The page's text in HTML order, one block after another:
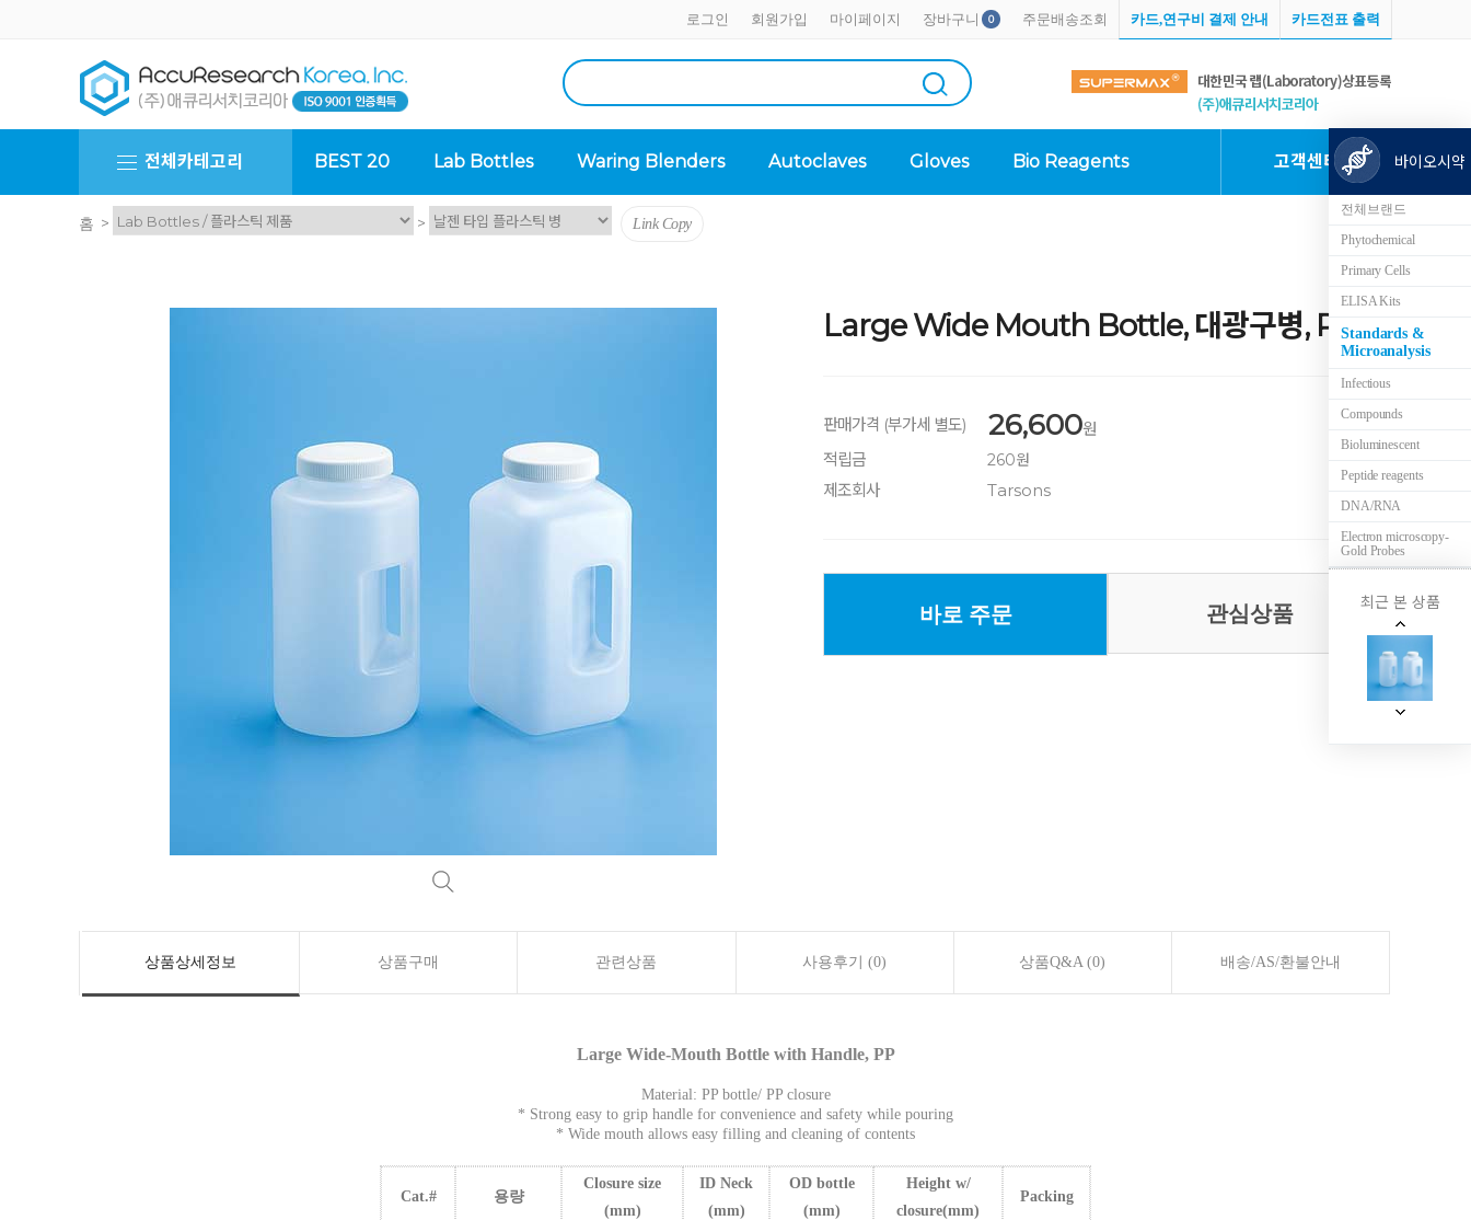
로그인 회원가입 마이페이지 장바구니 0 주문배송조회 카드,연구비 결제 안내 카드전표 출력
전체카테고리 BEST 20 Lab Bottles Waring Blenders Autoclaves Gloves Bio Reagents 고객센터
홈 > > Link Copy
Large Wide Mouth Bottle, 대광구병, PP
판매가격 (부가세 별도) 26,600원
적립금
260원
제조회사 Tarsons
바로 주문 관심상품
상품상세정보 상품구매 관련상품 사용후기 (0) 상품Q&A (0) 배송/AS/환불안내
Large Wide-Mouth Bottle with Handle, PP
Material: PP bottle/ PP closure
* Strong easy to grip handle for convenience and safety while pouring
* Wide mouth allows easy filling and cleaning of contents
Cat.# 용량
Closure size
(mm)
ID Neck
(mm)
OD bottle
(mm)
Height w/
closure(mm)
Packing
바이오시약
전체브랜드
Phytochemical
Primary Cells
ELISA Kits
Standards &
Microanalysis
Infectious
Compounds
Bioluminescent
Peptide reagents
DNA/RNA
Electron microscopy-
Gold Probes
최근 본 상품